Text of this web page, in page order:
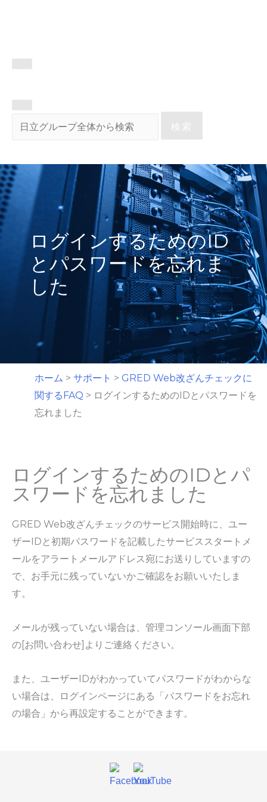
検索
ログインするためのID
とパスワードを忘れま
した
ホーム > サポート > GRED Web改ざんチェックに
関するFAQ > ログインするためのIDとパスワードを
忘れました
ログインするためのIDとパ
スワードを忘れました
GRED Web改ざんチェックのサービス開始時に、ユー
ザーIDと初期パスワードを記載したサービススタートメ
ールをアラートメールアドレス宛にお送りしていますの
で、お手元に残っていないかご確認をお願いいたしま
す。
メールが残っていない場合は、管理コンソール画面下部
の[お問い合わせ]よりご連絡ください。
また、ユーザーIDがわかっていてパスワードがわからな
い場合は、ログインページにある「パスワードをお忘れ
の場合」から再設定することができます。